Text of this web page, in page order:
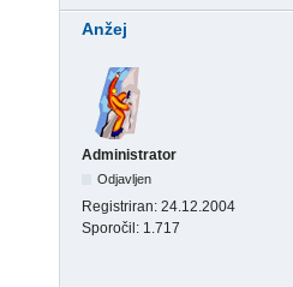
Anžej
Administrator
Odjavljen
Registriran: 24.12.2004
Sporočil: 1.717